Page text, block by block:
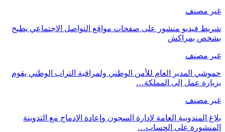
غير مصنف
شريط فيديو منشور على صفحات مواقع التواصل الاجتماعي يطيح
بشخص بمراكش
غير مصنف
حموشي المدير العام للأمن الوطني ولمراقبة التراب الوطني يقوم
بزيارة عمل إلى المملكة…
غير مصنف
بلاغ المندوبية العامة لإدارة السجون وإعادة الإدماج مع التدوينة
المنشورة على الحساب…